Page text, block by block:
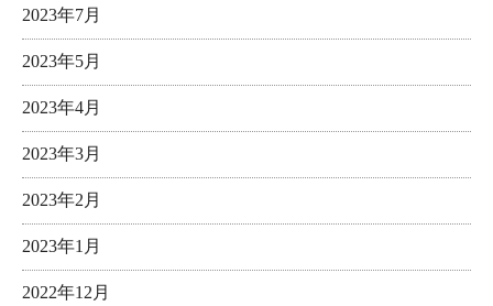
2023年7月
2023年5月
2023年4月
2023年3月
2023年2月
2023年1月
2022年12月